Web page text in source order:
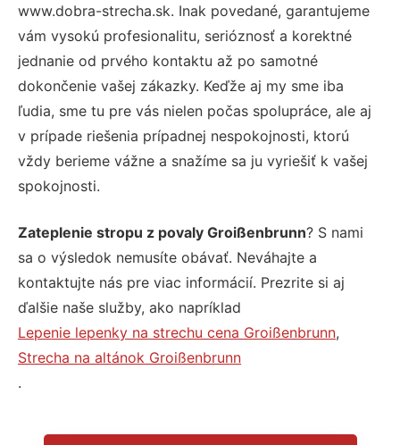
www.dobra-strecha.sk. Inak povedané, garantujeme
vám vysokú profesionalitu, serióznosť a korektné
jednanie od prvého kontaktu až po samotné
dokončenie vašej zákazky. Keďže aj my sme iba
ľudia, sme tu pre vás nielen počas spolupráce, ale aj
v prípade riešenia prípadnej nespokojnosti, ktorú
vždy berieme vážne a snažíme sa ju vyriešiť k vašej
spokojnosti.
Zateplenie stropu z povaly Groißenbrunn? S nami
sa o výsledok nemusíte obávať. Neváhajte a
kontaktujte nás pre viac informácií. Prezrite si aj
ďalšie naše služby, ako napríklad
Lepenie lepenky na strechu cena Groißenbrunn,
Strecha na altánok Groißenbrunn
.